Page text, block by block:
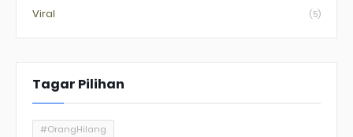
Viral (5)
Tagar Pilihan
#OrangHilang